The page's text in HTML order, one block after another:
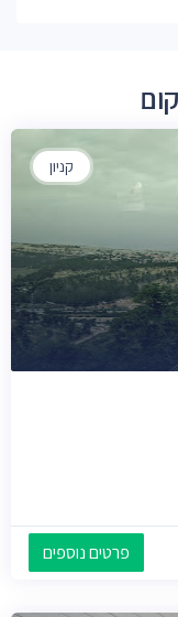
קניון
פרטים נוספים